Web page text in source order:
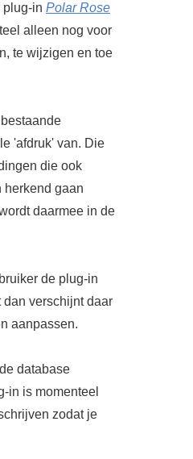
plug-in Polar Rose
alleen nog voor
te wijzigen en toe
'afdruk' van. Die
die ook
herkend gaan
daarmee in de
de plug-in
dan verschijnt daar
aanpassen.
database
in is momenteel
zodat je